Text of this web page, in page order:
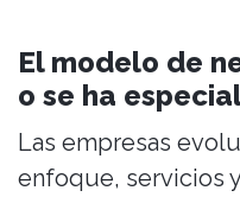
El modelo de
o se ha
Las empresas
enfoque, servicios